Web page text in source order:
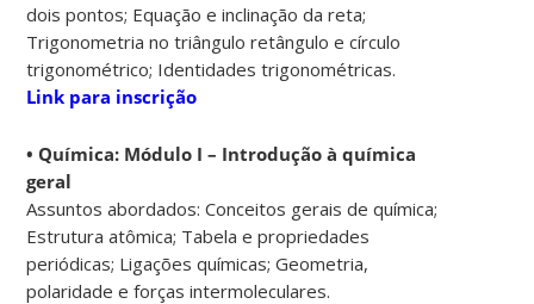
dois pontos; Equação e inclinação da reta;
Trigonometria no triângulo retângulo e círculo
trigonométrico; Identidades trigonométricas.
Link para inscrição
• Química: Módulo I – Introdução à química
geral
Assuntos abordados: Conceitos gerais de química;
Estrutura atômica; Tabela e propriedades
periódicas; Ligações químicas; Geometria,
polaridade e forças intermoleculares.